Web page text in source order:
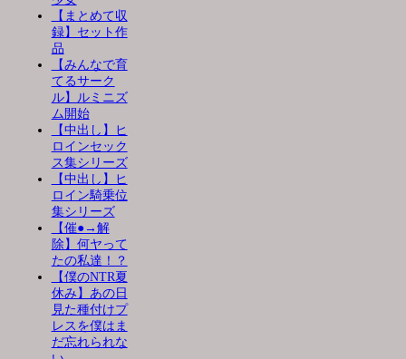
【まとめて収
録】セット作
品
【みんなで育
てるサーク
ル】ルミニズ
ム開始
【中出し】ヒ
ロインセック
ス集シリーズ
【中出し】ヒ
ロイン騎乗位
集シリーズ
【催●→解
除】何ヤって
たの私達！？
【僕のNTR夏
休み】あの日
見た種付けプ
レスを僕はま
だ忘れられな